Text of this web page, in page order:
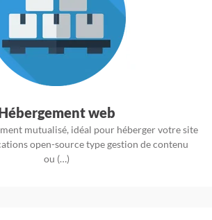
web
mutualisé, idéal pour héberger votre site
open-source type gestion de contenu
ou (…)